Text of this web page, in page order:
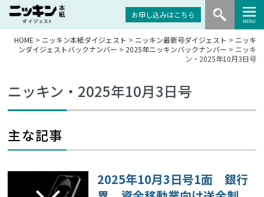
お申し込みはこちら
HOME > ニッキン本紙ダイジェスト > ニッキン最新号ダイジェスト > ニッキ
ンダイジェストバックナンバー > 2025年ニッキンバックナンバー > ニッキ
ン・2025年10月3日号
ニッキン・2025年10月3日号
主な記事
2025年10月3日号1面 銀行